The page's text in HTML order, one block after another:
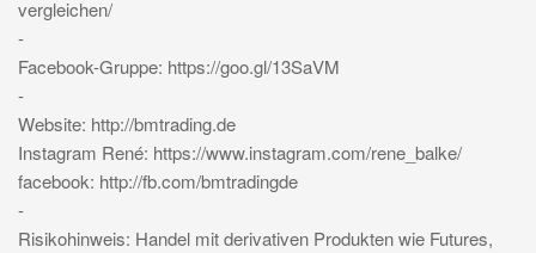
vergleichen/
-
Facebook-Gruppe: https://goo.gl/13SaVM
-
Website: http://bmtrading.de
Instagram René: https://www.instagram.com/rene_balke/
facebook: http://fb.com/bmtradingde
-
Risikohinweis: Handel mit derivativen Produkten wie Futures,